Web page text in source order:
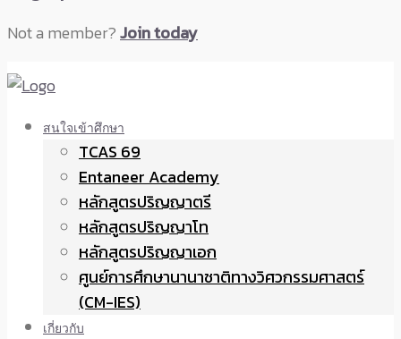
Not a member?Join today
สนใจเข้าศึกษา
TCAS 69
Entaneer Academy
หลักสูตรปริญญาตรี
หลักสูตรปริญญาโท
หลักสูตรปริญญาเอก
ศูนย์การศึกษานานาชาติทางวิศวกรรมศาสตร์
(CM-IES)
เกี่ยวกับ